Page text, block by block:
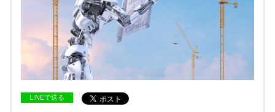
LINEで送る